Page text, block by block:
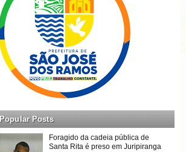
Popular Posts
Foragido da cadeia pública de
Santa Rita é preso em Juripiranga